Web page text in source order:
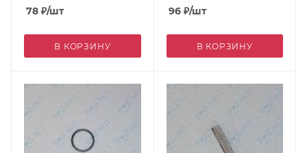
78 ₽/шт
В КОРЗИНУ
96₽/шт
В КОРЗИНУ